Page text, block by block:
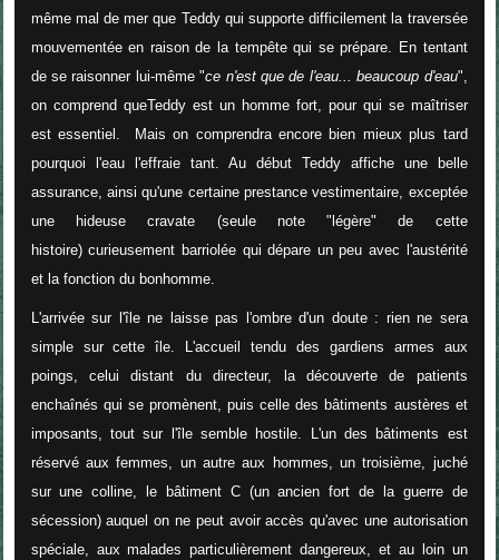
même mal de mer que Teddy qui supporte difficilement la traversée
mouvementée en raison de la tempête qui se prépare. En tentant
de se raisonner lui-même "ce n'est que de l'eau... beaucoup d'eau",
on comprend queTeddy est un homme fort, pour qui se maîtriser
est essentiel. Mais on comprendra encore bien mieux plus tard
pourquoi l'eau l'effraie tant. Au début Teddy affiche une belle
assurance, ainsi qu'une certaine prestance vestimentaire, exceptée
une hideuse cravate (seule note "légère" de cette
histoire) curieusement barriolée qui dépare un peu avec l'austérité
et la fonction du bonhomme.
L'arrivée sur l'île ne laisse pas l'ombre d'un doute : rien ne sera
simple sur cette île. L'accueil tendu des gardiens armes aux
poings, celui distant du directeur, la découverte de patients
enchaînés qui se promènent, puis celle des bâtiments austères et
imposants, tout sur l'île semble hostile. L'un des bâtiments est
réservé aux femmes, un autre aux hommes, un troisième, juché
sur une colline, le bâtiment C (un ancien fort de la guerre de
sécession) auquel on ne peut avoir accès qu'avec une autorisation
spéciale, aux malades particulièrement dangereux, et au loin un